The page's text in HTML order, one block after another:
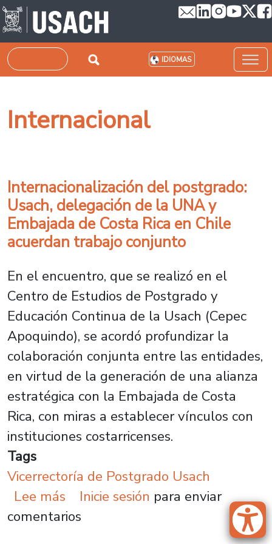
Pasar al contenido principal
Buscar IDIOMAS
Internacional
Internacionalización del postgrado:
Usach, delegación de la UNA y
Embajada de Costa Rica en Chile
acuerdan trabajo conjunto
En el encuentro, que se realizó en el
Centro de Estudios de Postgrado y
Educación Continua de la Usach (Cepec
Apoquindo), se acordó profundizar la
colaboración conjunta entre las entidades,
en virtud de la generación de una alianza
estratégica con la Embajada de Costa
Rica, con miras a establecer vínculos con
instituciones costarricenses.
Tags
Vicerrectoría de Postgrado Usach
Lee más sobre Internacionalización del
Inicie sesión para enviar
comentarios